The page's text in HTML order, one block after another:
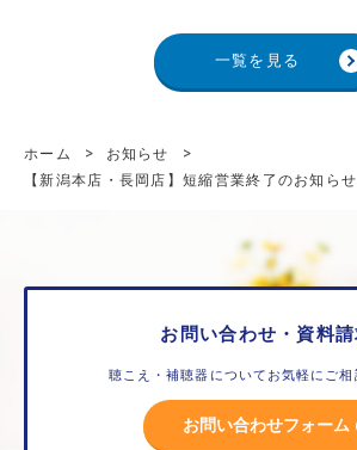
一覧を見る
ホーム > お知らせ
>
【新潟本店・長岡店】短縮営業終了のお知らせ
お問い合わせ・資料
聴こえ・補聴器についてお気軽にご
お問い合わせフォーム